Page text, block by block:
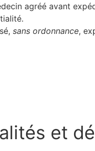
agréé avant
sans ordonnance,
et